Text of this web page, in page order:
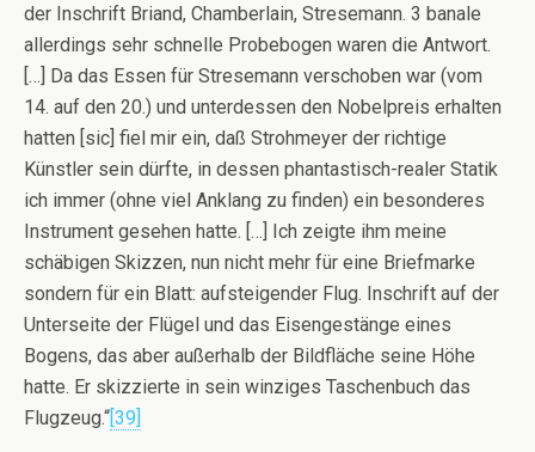
der Inschrift Briand, Chamberlain, Stresemann. 3 banale
allerdings sehr schnelle Probebogen waren die Antwort.
[…] Da das Essen für Stresemann verschoben war (vom
14. auf den 20.) und unterdessen den Nobelpreis erhalten
hatten [sic] fiel mir ein, daß Strohmeyer der richtige
Künstler sein dürfte, in dessen phantastisch-realer Statik
ich immer (ohne viel Anklang zu finden) ein besonderes
Instrument gesehen hatte. […] Ich zeigte ihm meine
schäbigen Skizzen, nun nicht mehr für eine Briefmarke
sondern für ein Blatt: aufsteigender Flug. Inschrift auf der
Unterseite der Flügel und das Eisengestänge eines
Bogens, das aber außerhalb der Bildfläche seine Höhe
hatte. Er skizzierte in sein winziges Taschenbuch das
Flugzeug.“[39]